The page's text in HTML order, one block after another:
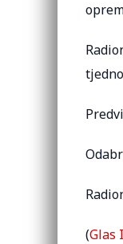
(Glas